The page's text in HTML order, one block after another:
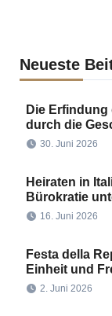
Neueste
Die Erfindung
durch die
30. Juni 2026
Heiraten in
Bürokratie
16. Juni 2026
Festa della
Einheit und
2. Juni 2026